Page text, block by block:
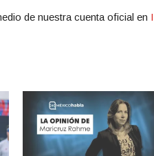
de nuestra cuenta oficial en